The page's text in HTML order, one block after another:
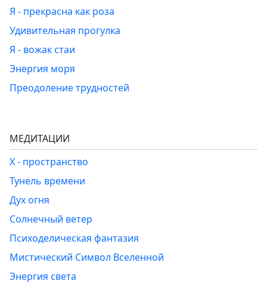
Я - прекрасна как роза
Удивительная прогулка
Я - вожак стаи
Энергия моря
Преодоление трудностей
МЕДИТАЦИИ
Х - пространство
Тунель времени
Дух огня
Солнечный ветер
Психоделическая фантазия
Мистический Символ Вселенной
Энергия света